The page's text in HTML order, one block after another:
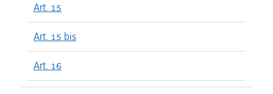
Art. 15
Art. 15 bis
Art. 16